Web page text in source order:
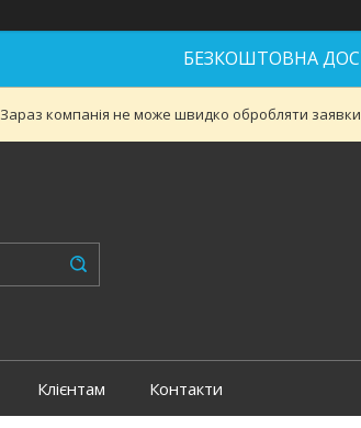
БЕЗКОШТОВНА
Зараз компанія не може швидко обробляти заявки
Клієнтам Контакти